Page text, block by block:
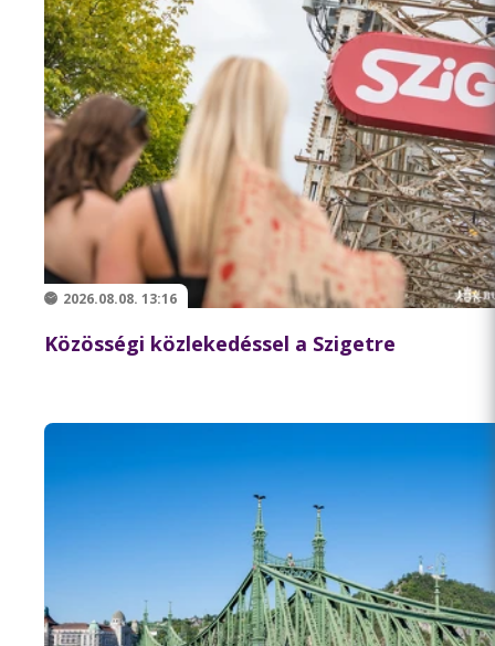
2026.08.08. 13:16
Közösségi közlekedéssel a Szigetre